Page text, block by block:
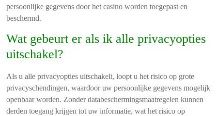
persoonlijke gegevens door het casino worden toegepast en
beschermd.
Wat gebeurt er als ik alle privacyopties
uitschakel?
Als u alle privacyopties uitschakelt, loopt u het risico op grote
privacyschendingen, waardoor uw persoonlijke gegevens mogelijk
openbaar worden. Zonder databeschermingsmaatregelen kunnen
derden toegang krijgen tot uw informatie, wat het risico op